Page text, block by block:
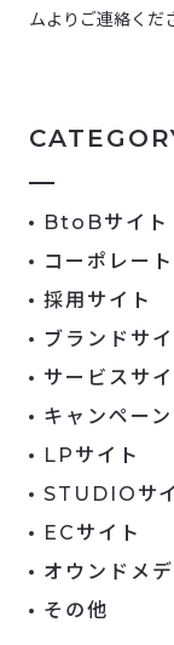
ムよりご連絡くだ
BtoBサイト
コーポレー
採用サイト
ブランドサ
サービスサイ
キャンペー
LPサイト
STUDIOサ
ECサイト
オウンドメ
その他